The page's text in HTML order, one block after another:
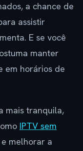
a chance de
assistir
E se você
manter
em horários de
mais tranquila,
IPTV sem
melhorar a